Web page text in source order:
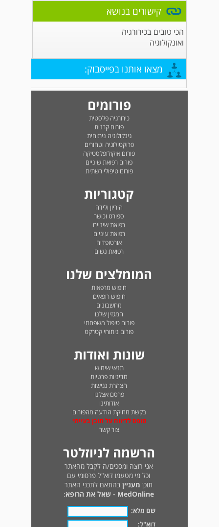
קישורים בנושא
הכי טובים בכירורגיה
ואונקולוגיה
מצאו אותנו בפייסבוק:
פורומים
כירורגיה פלסטית
פורום קרנית
גינקולוגיה ניתוחית
פרוקטולוגיה וטחורים
פורום אוקולופלסטיקה
פורום רפואת שיניים
פורום טיפולי רשתית
קטגוריות
היריון ולידה
ספורט וכושר
רפואת שיניים
רפואת עיניים
אורטופדיה
רפואת נשים
המומלצים שלנו
חיפוש מרפאות
חיפוש רופאים
מחשבונים
המגזין שלנו
פורום טיפול משפחתי
פורום ניתוחי קטרקט
שונות ואודות
תנאי שימוש
מדיניות פרטיות
הצהרת נגישות
פרסם אצלנו
אודותינו
בקשת מחיקת הודעה מהפורום
טופס לדיווח על תוכן בעייתי
צור קשר
הרשמה לניוזלטר
אני רוצה ומסכים/ה לקבל מהאתר
וכל מי מטעמו דוא"ל פרסומי עם
תוכן מעניין בהתאם לתכני האתר
MedOnline - שאל את הרופא
:
שם מלא:
דוא"ל: